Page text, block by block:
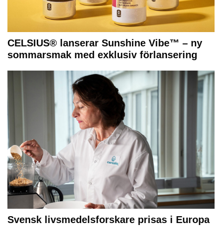
CELSIUS® lanserar Sunshine Vibe™ – ny
sommarsmak med exklusiv förlansering
Svensk livsmedelsforskare prisas i Europa